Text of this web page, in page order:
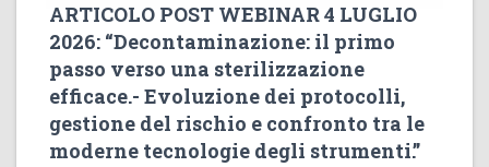
ARTICOLO POST WEBINAR 4 LUGLIO
2026: “Decontaminazione: il primo
passo verso una sterilizzazione
efficace.- Evoluzione dei protocolli,
gestione del rischio e confronto tra le
moderne tecnologie degli strumenti.”